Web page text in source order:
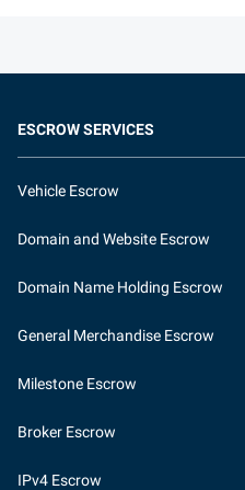
ESCROW SERVICES
Vehicle Escrow
Domain and Website Escrow
Domain Name Holding Escrow
General Merchandise Escrow
Milestone Escrow
Broker Escrow
IPv4 Escrow